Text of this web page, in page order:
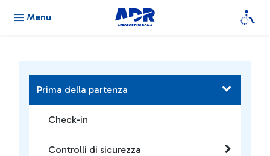
Menu
Prima della partenza
Check-in
Controlli di sicurezza